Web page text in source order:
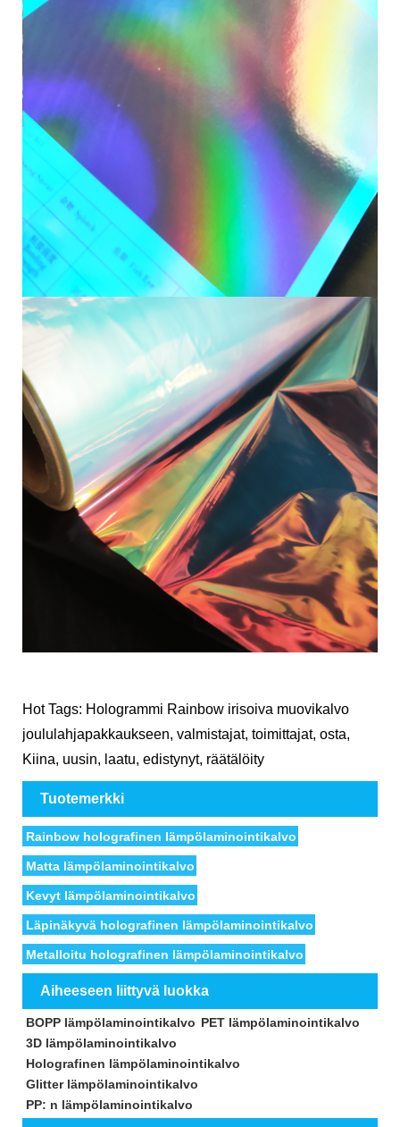
Hot Tags: Hologrammi Rainbow irisoiva muovikalvo
joululahjapakkaukseen, valmistajat, toimittajat, osta,
Kiina, uusin, laatu, edistynyt, räätälöity
Tuotemerkki
Rainbow holografinen lämpölaminointikalvo
Matta lämpölaminointikalvo
Kevyt lämpölaminointikalvo
Läpinäkyvä holografinen lämpölaminointikalvo
Metalloitu holografinen lämpölaminointikalvo
Aiheeseen liittyvä luokka
BOPP lämpölaminointikalvo PET lämpölaminointikalvo
3D lämpölaminointikalvo
Holografinen lämpölaminointikalvo
Glitter lämpölaminointikalvo
PP: n lämpölaminointikalvo